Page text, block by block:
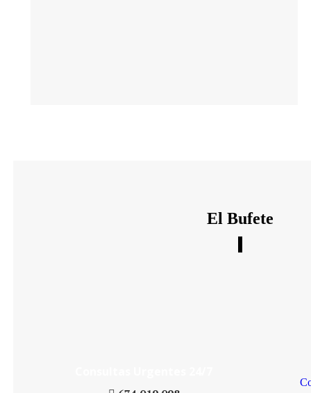
El Bufete